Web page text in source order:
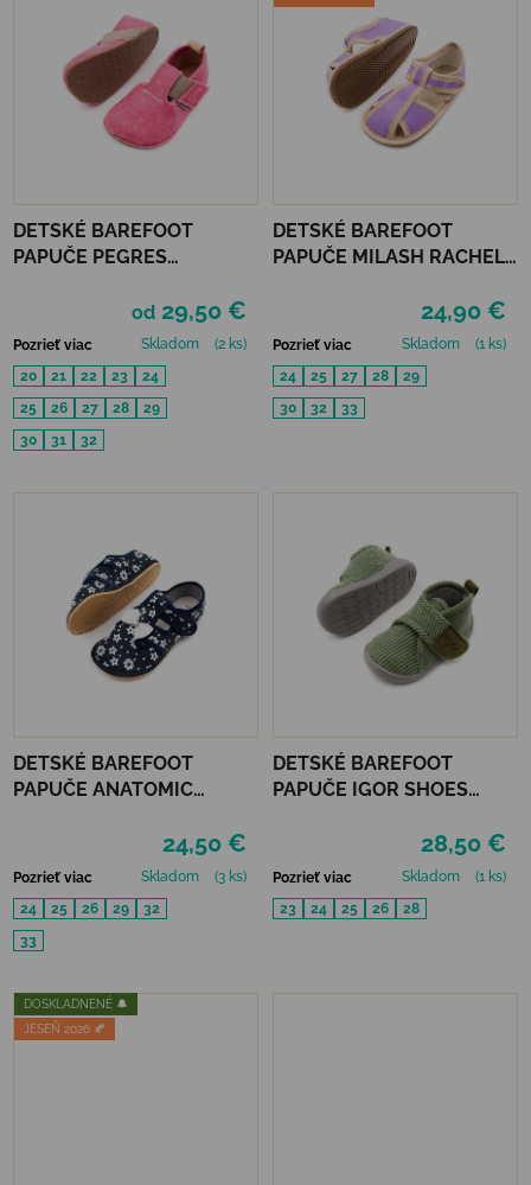
DETSKÉ BAREFOOT
PAPUČE PEGRES
od 29,50 €
Pozrieť viac Skladom
(2 ks)
20
21 22 23
24
25
26 27 28
29
30
31 32
DETSKÉ BAREFOOT
PAPUČE MILASH RACHEL -
24,90 €
Pozrieť viac Skladom
(1 ks)
24
25 27 28
29
30
32 33
DETSKÉ BAREFOOT
PAPUČE ANATOMIC
24,50 €
Pozrieť viac Skladom
(3 ks)
24
25 26 29
32
33
DETSKÉ BAREFOOT
PAPUČE IGOR SHOES
28,50 €
Pozrieť viac Skladom
(1 ks)
23
24 25 26 28
DOSKLADNENÉ 🔔
JESEŇ 2026 🍂